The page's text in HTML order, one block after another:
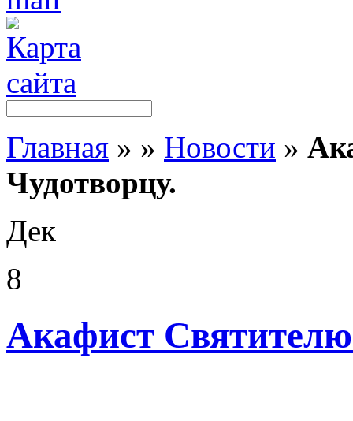
Главная » » Новости »
Чудотворцу.
Дек
8
Акафист